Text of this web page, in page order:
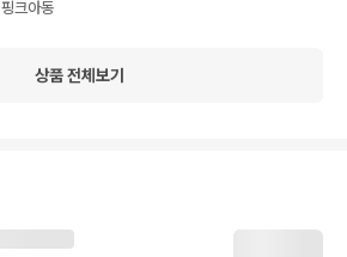
핑크아동
상품 전체보기